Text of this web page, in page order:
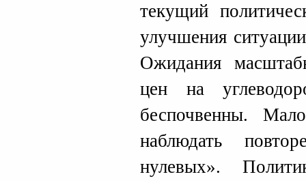
текущий
улучшения
Ожидания
цен на
беспочвенны.
наблюдать
нулевых».